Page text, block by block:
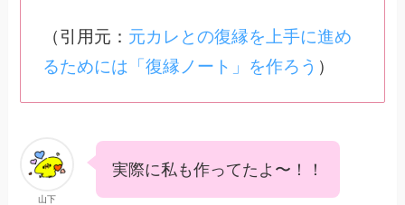
（引用元： 元カレとの復縁を上手に進め
るためには「復縁ノート」を作ろう ）
山下
実際に私も作ってたよ〜！！